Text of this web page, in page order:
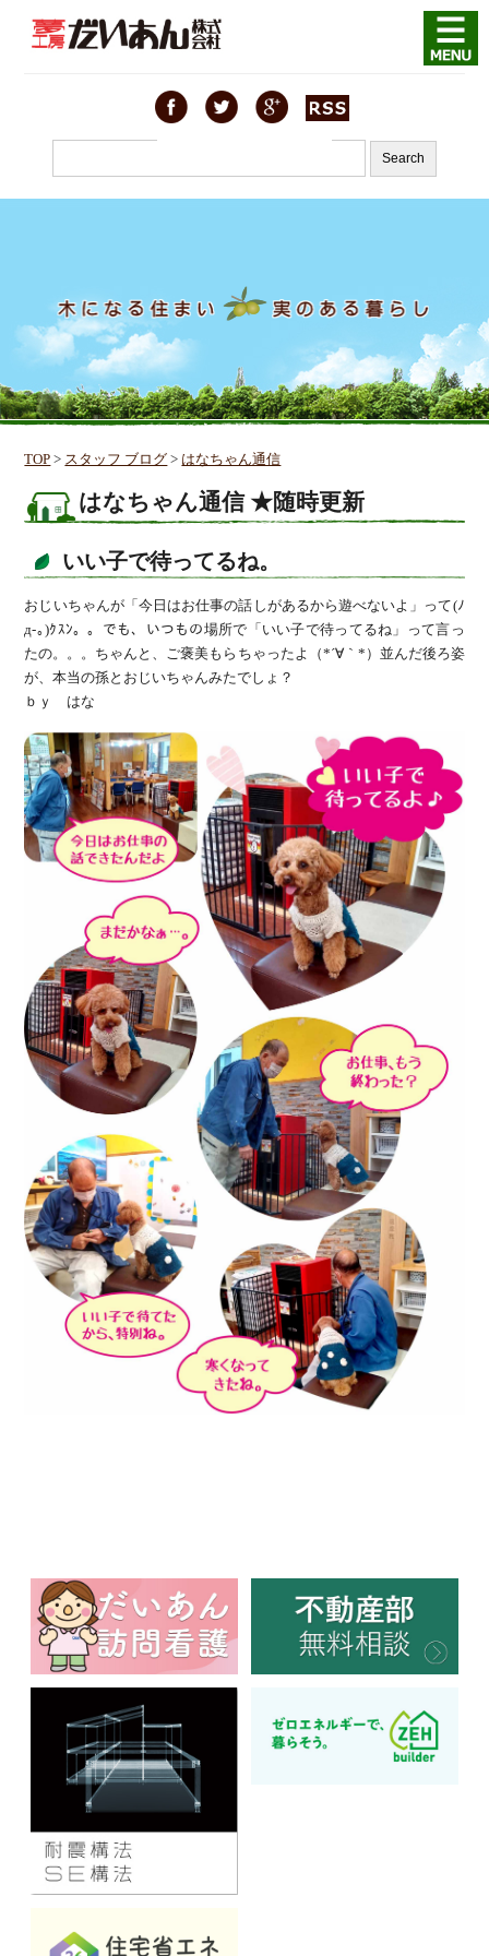
TOP > スタッフ ブログ > はなちゃん通信
はなちゃん通信 ★随時更新
いい子で待ってるね。
おじいちゃんが「今日はお仕事の話しがあるから遊べないよ」って(ﾉ
д-｡)ｸｽﾝ。。でも、いつもの場所で「いい子で待ってるね」って言っ
たの。。。ちゃんと、ご褒美もらちゃったよ（*´∀｀*）並んだ後ろ姿
が、本当の孫とおじいちゃんみたでしょ？
ｂｙ はな